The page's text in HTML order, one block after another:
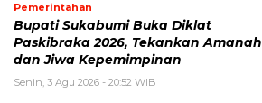
Pemerintahan
Bupati Sukabumi Buka Diklat
Paskibraka 2026, Tekankan Amanah
dan Jiwa Kepemimpinan
Senin, 3 Agu 2026 - 20:52 WIB